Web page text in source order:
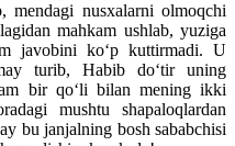
mendagi nusxalarni olmoqchi
mahkam ushlab, yuziga
javobini ko‘p kuttirmadi. U
turib, Habib do‘tir uning
bir qo‘li bilan mening ikki
mushtu shapaloqlardan
bu janjalning bosh sababchisi